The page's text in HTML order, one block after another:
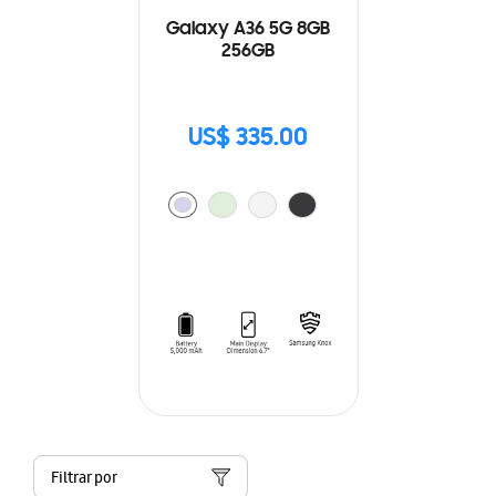
Galaxy A36 5G 8GB
256GB
US$ 335.00
Filtrar por